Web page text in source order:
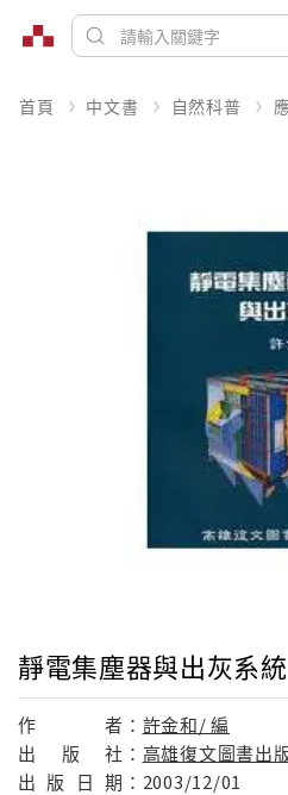
首頁 中文書 自然科普
靜電集塵器與出灰系統
作 者： 許金和/ 編
出
版 社： 高雄復文圖書出
出 版 日 期： 2003/12/01